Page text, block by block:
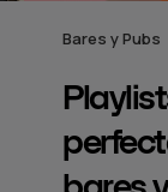
Restaurantes
La
ideal